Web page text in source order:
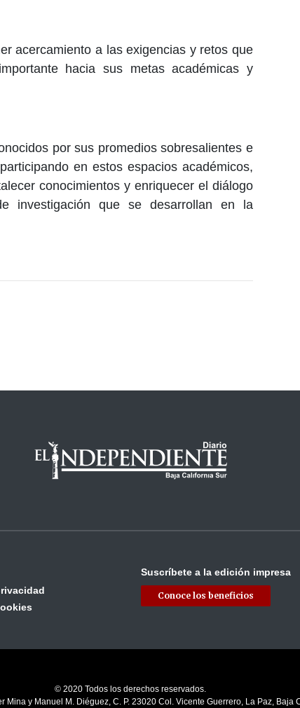
acercamiento a las exigencias y retos que
hacia sus metas académicas y
por sus promedios sobresalientes e
en estos espacios académicos,
conocimientos y enriquecer el diálogo
investigación que se desarrollan en la
Suscríbete a la edición impresa
Conoce los beneficios
© 2020 Todos los derechos reservados.
Mina y Manuel M. Diéguez, C. P. 23020 Col. Vicente Guerrero, La Paz, Baja